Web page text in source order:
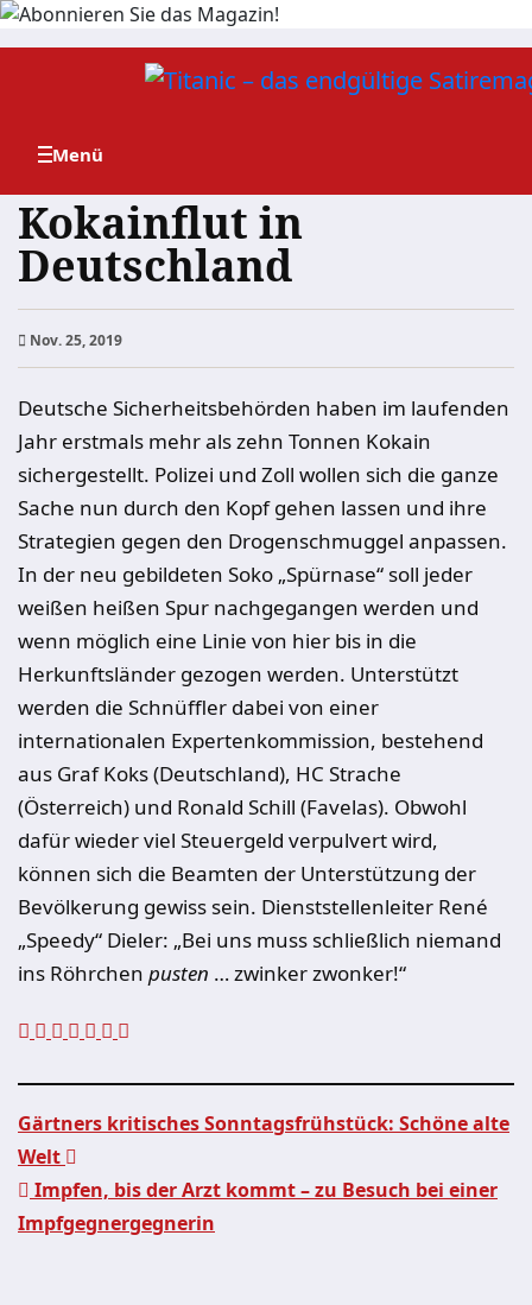
Zum
Kokainflut in
Deutschland
Nov. 25, 2019
Deutsche Sicherheitsbehörden haben im laufenden
Jahr erstmals mehr als zehn Tonnen Kokain
sichergestellt. Polizei und Zoll wollen sich die ganze
Sache nun durch den Kopf gehen lassen und ihre
Strategien gegen den Drogenschmuggel anpassen.
In der neu gebildeten Soko „Spürnase“ soll jeder
weißen heißen Spur nachgegangen werden und
wenn möglich eine Linie von hier bis in die
Herkunftsländer gezogen werden. Unterstützt
werden die Schnüffler dabei von einer
internationalen Expertenkommission, bestehend
aus Graf Koks (Deutschland), HC Strache
(Österreich) und Ronald Schill (Favelas). Obwohl
dafür wieder viel Steuergeld verpulvert wird,
können sich die Beamten der Unterstützung der
Bevölkerung gewiss sein. Dienststellenleiter René
„Speedy“ Dieler: „Bei uns muss schließlich niemand
ins Röhrchen pusten … zwinker zwonker!“
Beitragsnavigation
Gärtners kritisches Sonntagsfrühstück: Schöne alte
Welt
Impfen, bis der Arzt kommt – zu Besuch bei einer
Impfgegnergegnerin